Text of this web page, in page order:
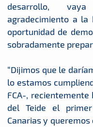
desarrollo,
agradecimiento a la
oportunidad de
sobradamente
“Dijimos que le
lo estamos
FCA-,
del Teide el
Canarias y